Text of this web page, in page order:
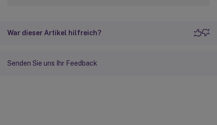
War dieser Artikel hilfreich?
Senden Sie uns Ihr Feedback